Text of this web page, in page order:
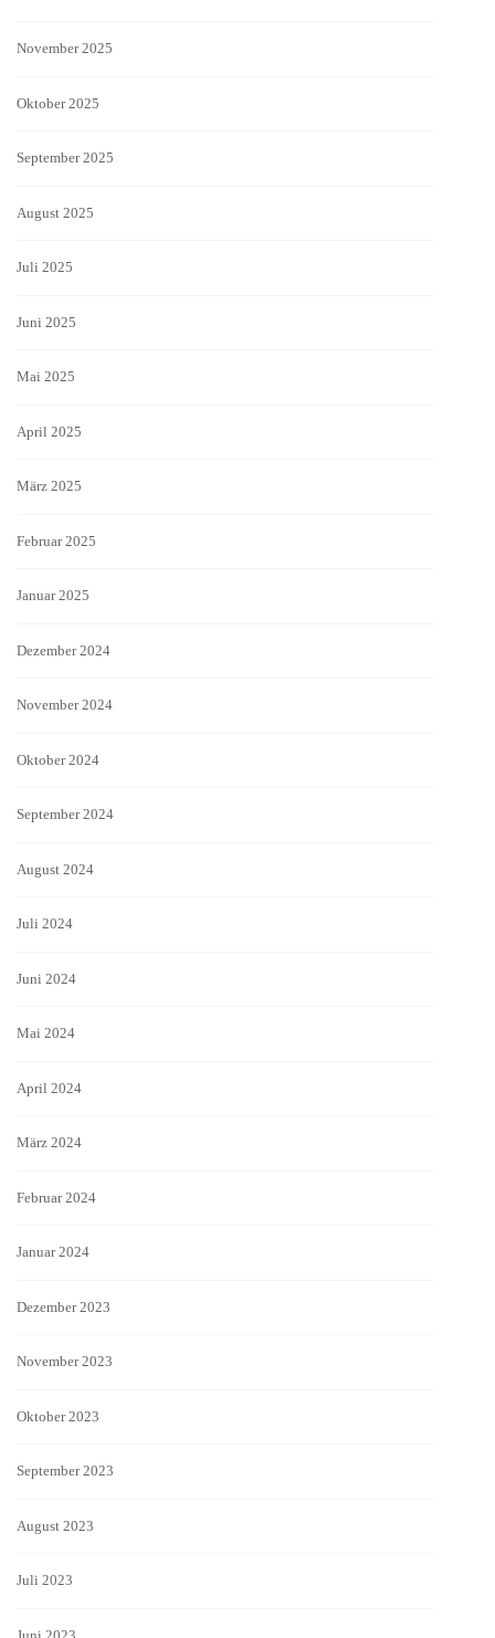
November 2025
Oktober 2025
September 2025
August 2025
Juli 2025
Juni 2025
Mai 2025
April 2025
März 2025
Februar 2025
Januar 2025
Dezember 2024
November 2024
Oktober 2024
September 2024
August 2024
Juli 2024
Juni 2024
Mai 2024
April 2024
März 2024
Februar 2024
Januar 2024
Dezember 2023
November 2023
Oktober 2023
September 2023
August 2023
Juli 2023